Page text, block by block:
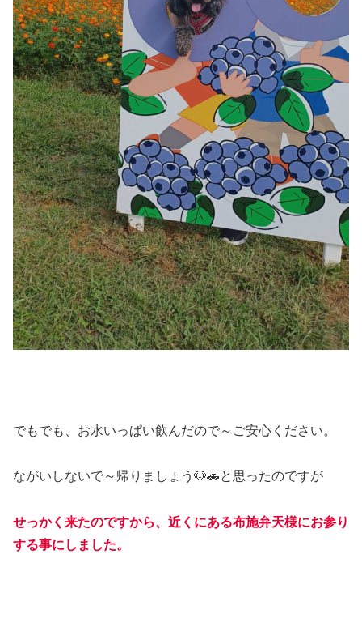
でもでも、お水いっぱい飲んだので～ご安心ください。
ながいしないで～帰りましょう🐶🚗と思ったのですが
せっかく来たのですから、近くにある布施弁天様にお参り
する事にしました。